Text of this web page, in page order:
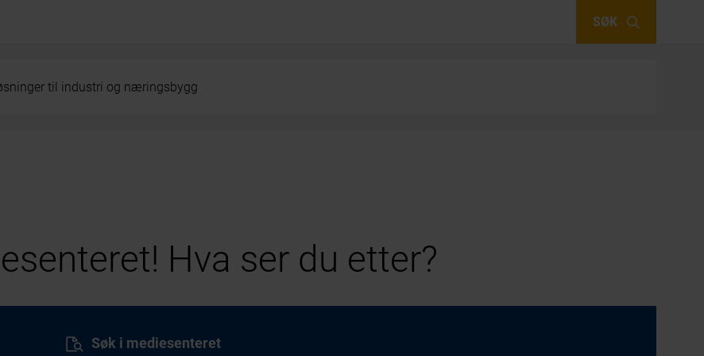
SØK
til industri og næringsbygg
Hva ser du etter?
Søk i mediesenteret